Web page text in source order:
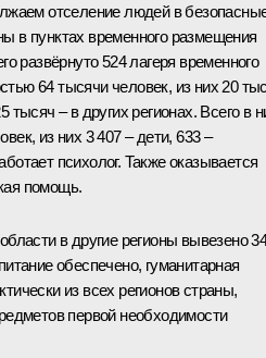
отселение людей в
в пунктах временного размещения
развёрнуто 524 лагеря временного
64 тысячи человек, из них 20
тысяч – в других регионах. Всего в
из них 3 407 – дети, 633 –
психолог. Также оказывается
помощь.
в другие регионы вывезено
обеспечено, гуманитарная
из всех регионов страны,
первой необходимости